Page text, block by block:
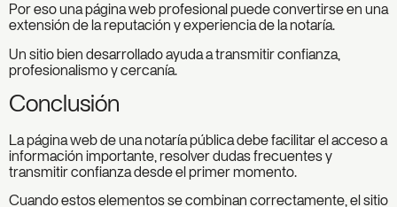
Por eso una página web profesional puede convertirse en una
extensión de la reputación y experiencia de la notaría.
Un sitio bien desarrollado ayuda a transmitir confianza,
profesionalismo y cercanía.
Conclusión
La página web de una notaría pública debe facilitar el acceso a
información importante, resolver dudas frecuentes y
transmitir confianza desde el primer momento.
Cuando estos elementos se combinan correctamente, el sitio